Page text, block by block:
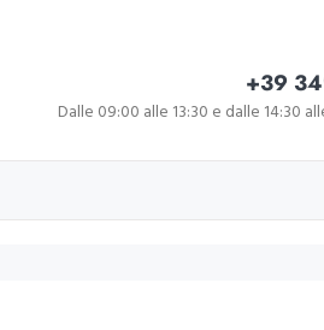
+39
Dalle 09:00 alle 13:30 e dalle 14:30